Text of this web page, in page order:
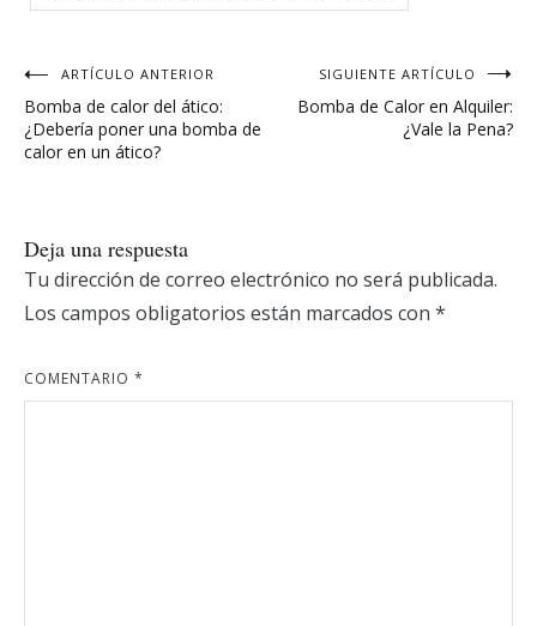
Navegación
de
entradas
ARTÍCULO ANTERIOR
Bomba de calor del ático:
¿Debería poner una bomba de
calor en un ático?
SIGUIENTE ARTÍCULO
Bomba de Calor en Alquiler:
¿Vale la Pena?
Deja una respuesta
Tu dirección de correo electrónico no será publicada.
Los campos obligatorios están marcados con *
COMENTARIO *